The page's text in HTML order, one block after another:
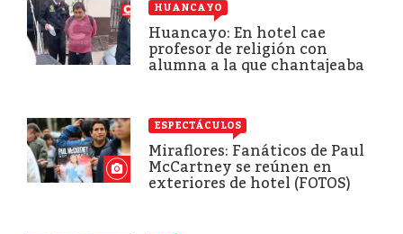
HUANCAYO
Huancayo: En hotel cae
profesor de religión con
alumna a la que chantajeaba
ESPECTÁCULOS
Miraflores: Fanáticos de Paul
McCartney se reúnen en
exteriores de hotel (FOTOS)